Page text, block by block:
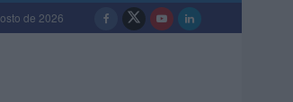
de 2026